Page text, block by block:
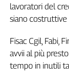
Progress
L'Italia
Lavoro
Territori
lavoratori del
siano costruttive
Fisac Cgil, Fabi,
avvii al più
tempo in inutili